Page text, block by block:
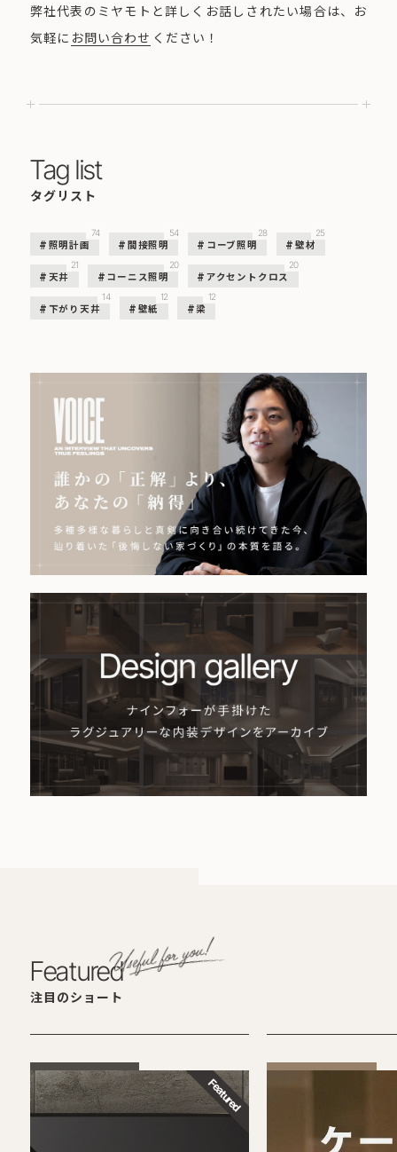
弊社代表のミヤモトと詳しくお話しされたい場合は、お
気軽に お問い合わせ ください！
Tag list
タグリスト
照明計画
74
間接照明
54
コーブ照明
28
壁材
25
天井
21
コーニス照明
20
アクセントクロス
20
下がり天井
14
壁紙
12
梁
12
Featured
注目のショート